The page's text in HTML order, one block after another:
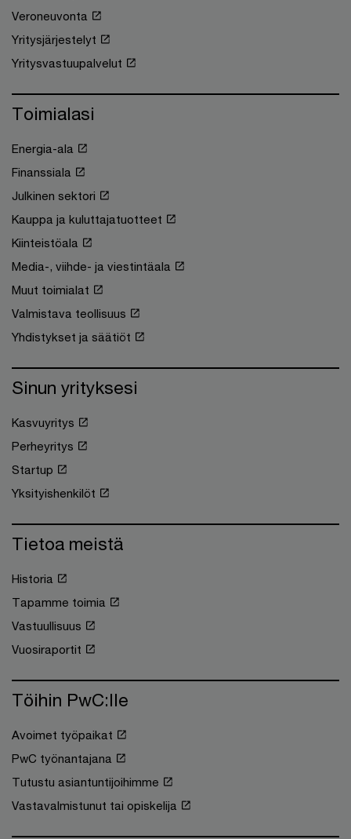
Veroneuvonta
Yritysjärjestelyt
Yritysvastuupalvelut
Toimialasi
Energia-ala
Finanssiala
Julkinen sektori
Kauppa ja kuluttajatuotteet
Kiinteistöala
Media-, viihde- ja viestintäala
Muut toimialat
Valmistava teollisuus
Yhdistykset ja säätiöt
Sinun yrityksesi
Kasvuyritys
Perheyritys
Startup
Yksityishenkilöt
Tietoa meistä
Historia
Tapamme toimia
Vastuullisuus
Vuosiraportit
Töihin PwC:lle
Avoimet työpaikat
PwC työnantajana
Tutustu asiantuntijoihimme
Vastavalmistunut tai opiskelija